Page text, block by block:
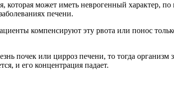
которая может иметь неврогенный характер,
печени.
компенсируют эту рвота или понос
почек или цирроз печени, то тогда
и его концентрация падает.